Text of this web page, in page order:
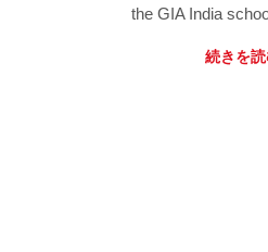
the GIA India
続きを